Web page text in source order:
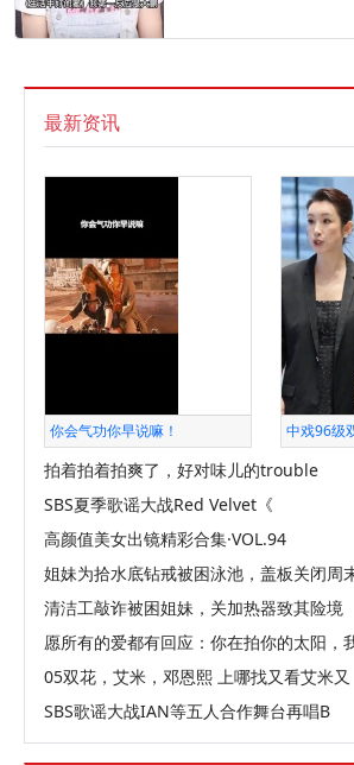
最新资讯
你会气功你早说嘛！ 中戏96级
拍着拍着拍爽了，好对味儿的trouble
SBS夏季歌谣大战Red Velvet《
高颜值美女出镜精彩合集·VOL.94
姐妹为拾水底钻戒被困泳池，盖板关闭周
清洁工敲诈被困姐妹，关加热器致其险境
愿所有的爱都有回应：你在拍你的太阳，
05双花，艾米，邓恩熙 上哪找又看艾米又
SBS歌谣大战IAN等五人合作舞台再唱B